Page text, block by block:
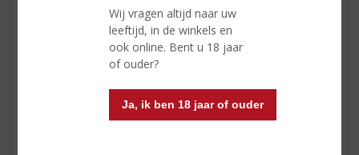
Wij vragen altijd naar uw
leeftijd, in de winkels en
ook online. Bent u 18 jaar
of ouder?
Ja, ik ben 18 jaar of ouder
NIEUWE WHISKY
NIEUW OVERIG
WIJN VAN DE MAAND
RUM VAN DE MAAND